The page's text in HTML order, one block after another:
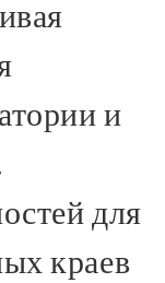
и
для
краев